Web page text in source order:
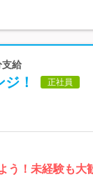
給
！ 正社員
う！未経験も大